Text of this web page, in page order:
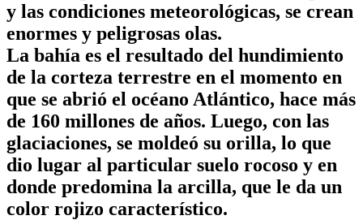
y las condiciones meteorológicas, se crean
enormes y peligrosas olas.
La bahía es el resultado del hundimiento
de la corteza terrestre en el momento en
que se abrió el océano Atlántico, hace más
de 160 millones de años. Luego, con las
glaciaciones, se moldeó su orilla, lo que
dio lugar al particular suelo rocoso y en
donde predomina la arcilla, que le da un
color rojizo característico.